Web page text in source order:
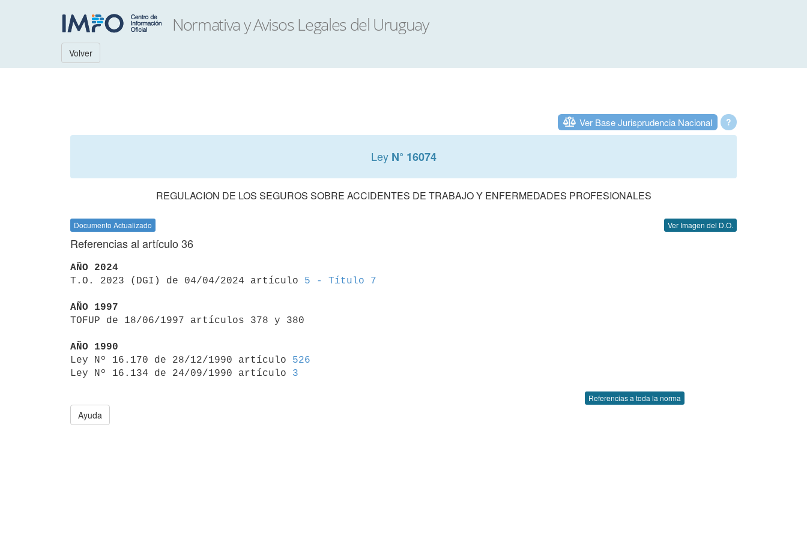
Volver
?
Ver Base Jurisprudencia Nacional
Ley N° 16074
REGULACION DE LOS SEGUROS SOBRE ACCIDENTES DE TRABAJO Y ENFERMEDADES PROFESIONALES
Documento Actualizado Ver Imagen del D.O.
Referencias al artículo 36
AÑO 2024
T.O. 2023 (DGI) de 04/04/2024 artículo 5 - Título 7
AÑO 1997
TOFUP de 18/06/1997 artículos 378 y 380
AÑO 1990
Ley Nº 16.170 de 28/12/1990 artículo 526
Ley Nº 16.134 de 24/09/1990 artículo 3
Referencias a toda la norma
Ayuda